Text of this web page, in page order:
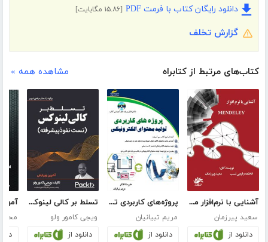
دانلود رایگان کتاب با فرمت PDF [۱۵.۸۶ مگابایت]
گزارش تخلف
کتاب‌های مرتبط از کتابراه مشاهده همه »
آشنایی با نرم‌افزار مندلی Mendeley
سعید پیرزمان
دانلود از
پروژه‌های کاربردی تولید محتوای الکترونیکی
مریم تبیانیان
دانلود از
تسلط بر کالی‌ لینوکس (تست نفوذ پیشرفته)
ویجی کامور ولو
دانلود از